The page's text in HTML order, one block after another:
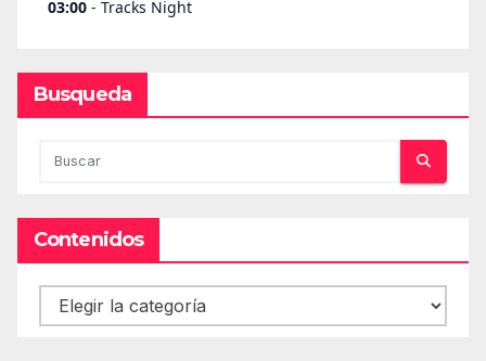
Busqueda
Contenidos
Contenidos